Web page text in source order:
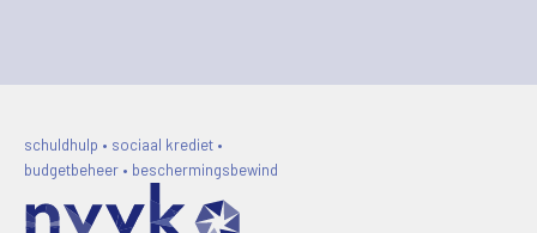
schuldhulp • sociaal krediet •
budgetbeheer • beschermingsbewind